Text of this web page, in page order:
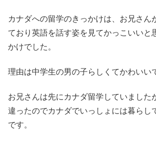
カナダへの留学のきっかけは、お兄さん
ており英語を話す姿を見てかっこいいと
かけでした。
理由は中学生の男の子らしくてかわいい
お兄さんは先にカナダ留学していました
違ったのでカナダでいっしょには暮らし
です。